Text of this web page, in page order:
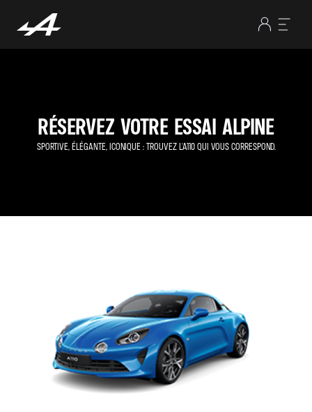
RÉSERVEZ VOTRE ESSAI ALPINE
SPORTIVE, ÉLÉGANTE, ICONIQUE : TROUVEZ L'A110 QUI VOUS CORRESPOND.